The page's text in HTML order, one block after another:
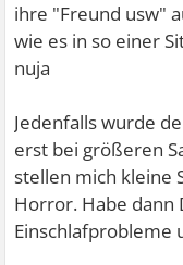
ihre "Freund usw"
wie es in so einer
nuja
Jedenfalls wurde
erst bei größeren
stellen mich kleine
Horror. Habe dann
Einschlafprobleme